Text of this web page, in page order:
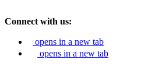
Connect with us:
opens in a new tab
opens in a new tab